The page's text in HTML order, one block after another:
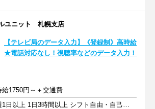
ユニット 札幌支店
【テレビ局のデータ入力】《登録制》高時給
★電話対応なし！視聴率などのデータ入力！
給1750円～＋交通費
週1日以上 1日3時間以上 シフト自由・自己申告